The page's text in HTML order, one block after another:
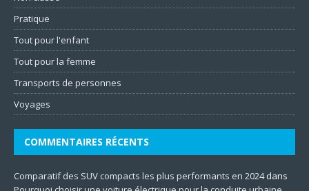
Pratique
Tout pour l'enfant
Tout pour la femme
Transports de personnes
Voyages
COMMENTAIRES RÉCENTS
Comparatif des SUV compacts les plus performants en 2024dans